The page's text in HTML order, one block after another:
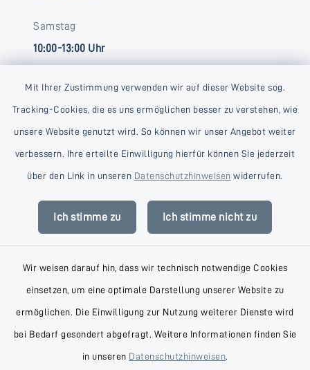
Mit Ihrer Zustimmung verwenden wir auf dieser Website sog.
Tracking-Cookies, die es uns ermöglichen besser zu verstehen, wie
unsere Website genutzt wird. So können wir unser Angebot weiter
verbessern. Ihre erteilte Einwilligung hierfür können Sie jederzeit
über den Link in unseren Datenschutzhinweisen widerrufen.
Ich stimme zu Ich stimme nicht zu
Wir weisen darauf hin, dass wir technisch notwendige Cookies
einsetzen, um eine optimale Darstellung unserer Website zu
ermöglichen. Die Einwilligung zur Nutzung weiterer Dienste wird
bei Bedarf gesondert abgefragt. Weitere Informationen finden Sie
in unseren Datenschutzhinweisen.
Samstag
10:00-13:00 Uhr
Kontakt
Datenschutz
Impressum
Sitemap